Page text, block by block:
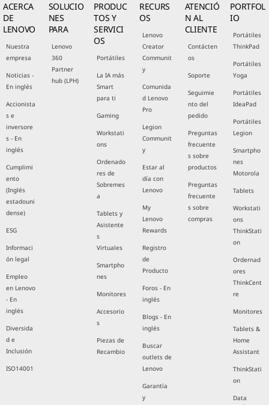
ACERCA
DE
LENOVO
Nuestra
empresa
Noticias -
En inglés
Accionista
s e
inversore
s - En
inglés
Cumplimi
ento
(Inglés
estadouni
dense)
ESG
Informaci
ón legal
Empleo
en Lenovo
- En
inglés
Diversida
d e
Inclusión
ISO14001
SOLUCIO
NES
PARA
Lenovo
360
Partner
hub (LPH)
PRODUC
TOS Y
SERVICI
OS
Portátiles
La IA más
Smart
para ti
Gaming
Workstati
ons
Ordenado
res de
Sobremes
a
Tablets y
Asistente
s
Virtuales
Smartpho
nes
Monitores
Accesorio
s
Piezas de
Recambio
RECURS
OS
Lenovo
Creator
Communit
y
Comunida
d Lenovo
Pro
Legion
Communit
y
Estar al
día con
Lenovo
My
Lenovo
Rewards
Registro
de
Producto
Foros - En
inglés
Blogs - En
inglés
Buscar
outlets de
Lenovo
Garantía
y
ATENCIÓ
N AL
CLIENTE
Contácten
os
Soporte
Seguimie
nto del
pedido
Preguntas
frecuente
s sobre
productos
Preguntas
frecuente
s sobre
compras
PORTFOL
IO
Portátiles
ThinkPad
Portátiles
Yoga
Portátiles
IdeaPad
Portátiles
Legion
Smartpho
nes
Motorola
Tablets
Workstati
ons
ThinkStati
on
Ordernad
ores
ThinkCent
re
Monitores
Tablets &
Home
Assistant
ThinkStati
on
Data